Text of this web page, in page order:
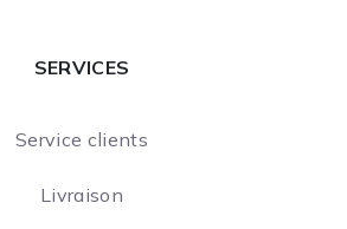
SERVICES
Service clients
Livraison